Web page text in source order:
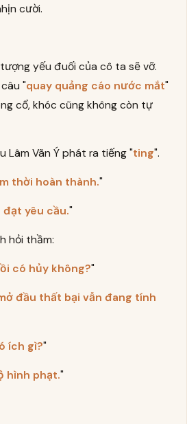
cười.
yếu đuối của cô ta sẽ vỡ.
"quay quảng cáo nước mắt"
cổ, khóc cũng không còn tự
Lâm Vãn Ý phát ra tiếng "ting".
thời hoàn thành."
yêu cầu."
hỏi thầm:
có hủy không?"
đầu thất bại vẫn đang tính
ích gì?"
hình phạt."